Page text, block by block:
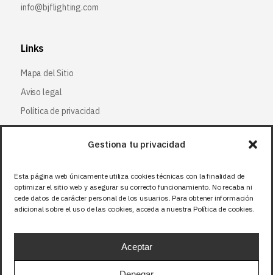
Gestiona tu privacidad
Esta página web únicamente utiliza cookies técnicas con la finalidad de
optimizar el sitio web y asegurar su correcto funcionamiento. No recaba ni
cede datos de carácter personal de los usuarios. Para obtener información
adicional sobre el uso de las cookies, acceda a nuestra Política de cookies.
Aceptar
info@bjflighting.com
Links
Mapa del Sitio
Aviso legal
Política de privacidad
Política de cookies
Síguenos
Facebook
X (Twitter)
Instagram